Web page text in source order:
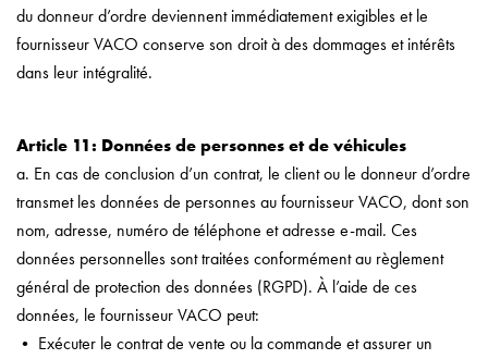
du donneur d’ordre deviennent immédiatement exigibles et le
fournisseur VACO conserve son droit à des dommages et intérêts
dans leur intégralité.
Article 11: Données de personnes et de véhicules
a. En cas de conclusion d’un contrat, le client ou le donneur d’ordre
transmet les données de personnes au fournisseur VACO, dont son
nom, adresse, numéro de téléphone et adresse e-mail. Ces
données personnelles sont traitées conformément au règlement
général de protection des données (RGPD). À l’aide de ces
données, le fournisseur VACO peut:
• Exécuter le contrat de vente ou la commande et assurer un